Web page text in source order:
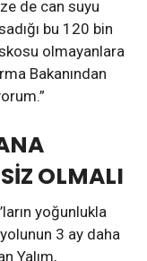
de can suyu
bu 120 bin
olmayanlara
Bakanından
OLMALI
yoğunlukla
3 ay daha
Yalım,